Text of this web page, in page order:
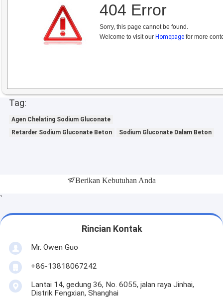
404 Error
Sorry, this page cannot be found.
Welcome to visit our Homepage for more
Tag:
Agen Chelating Sodium Gluconate
Retarder Sodium Gluconate Beton
Sodium Gluconate Dalam Beton
Berikan Kebutuhan Anda
`
Rincian Kontak
Mr. Owen Guo
+86-13818067242
Lantai 14, gedung 36, No. 6055, jalan raya Jinhai,
Distrik Fengxian, Shanghai